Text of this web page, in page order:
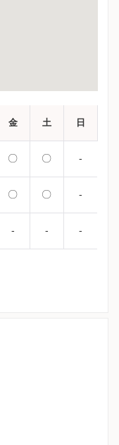
金 土 日
〇 〇 -
〇 〇 -
- - -
は直接お問い合わせ